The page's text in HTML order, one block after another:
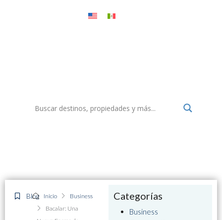
Blog Inicio
Business
Bacalar: Una
Categorías
Business